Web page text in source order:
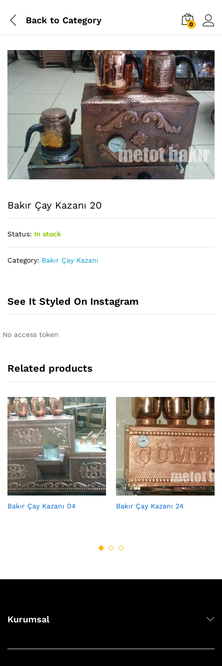
Back to Category 0
Bakır Çay Kazanı 20
Status: In stock
Category: Bakır Çay Kazanı
See It Styled On Instagram
No access token
Related products
Bakır Çay Kazanı 04 Bakır Çay Kazanı 24
Kurumsal